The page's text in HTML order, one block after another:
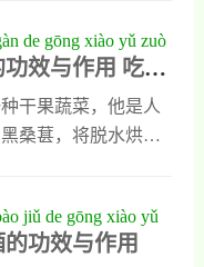
比较安全。
不单能促进消化液
脾胃，能提高人类
它对人类的消化不
便秘，还有恶心呕
意
同品种就有很多相
了解也会发现它们
，今天我会带大家
黑桑葚之间有何不
黑桑葚最明显的区别
色，这是两者之间
de gōng xiào yǔ zuò
shèn gàn de hǎo chù
效与作用 吃黑
处干果蔬菜，他是人
桑葚，将脱水烘干
的黑桑葚干，不但
还能入药它是一种
jiǔ de gōng xiào yǔ
功效与作用